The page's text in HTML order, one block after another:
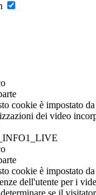
cookie è impostato
dei video
cookie è impostato
dell'utente per i